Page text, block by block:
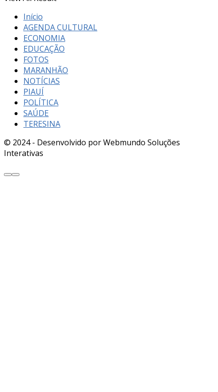
Início
AGENDA CULTURAL
ECONOMIA
EDUCAÇÃO
FOTOS
MARANHÃO
NOTÍCIAS
PIAUÍ
POLÍTICA
SAÚDE
TERESINA
© 2024 - Desenvolvido por Webmundo Soluções
Interativas